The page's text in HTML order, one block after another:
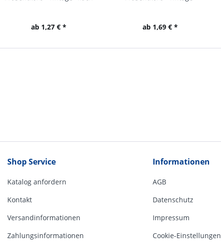
ab 1,27 € * ab 1,69 € *
Shop Service
Katalog anfordern
Kontakt
Versandinformationen
Zahlungsinformationen
Informationen
AGB
Datenschutz
Impressum
Cookie-Einstellungen